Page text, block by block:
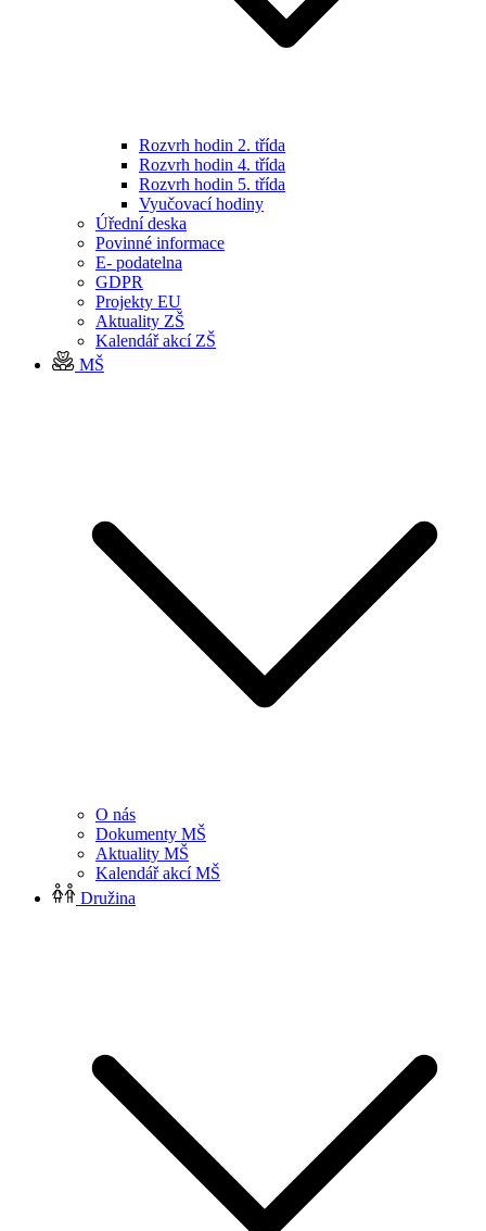
Rozvrh hodin 2. třída
Rozvrh hodin 4. třída
Rozvrh hodin 5. třída
Vyučovací hodiny
Úřední deska
Povinné informace
E- podatelna
GDPR
Projekty EU
Aktuality ZŠ
Kalendář akcí ZŠ
MŠ
O nás
Dokumenty MŠ
Aktuality MŠ
Kalendář akcí MŠ
Družina